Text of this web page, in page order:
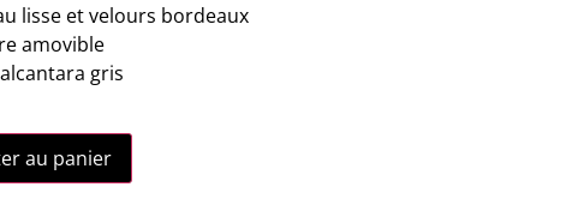
lisse et velours bordeaux
amovible
gris
au panier